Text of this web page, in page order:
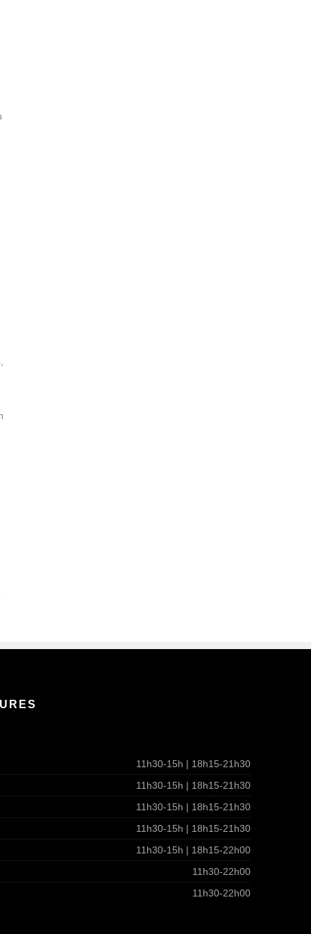
11h30-15h | 18h15-21h30
11h30-15h | 18h15-21h30
11h30-15h | 18h15-21h30
11h30-15h | 18h15-21h30
11h30-15h | 18h15-22h00
11h30-22h00
11h30-22h00